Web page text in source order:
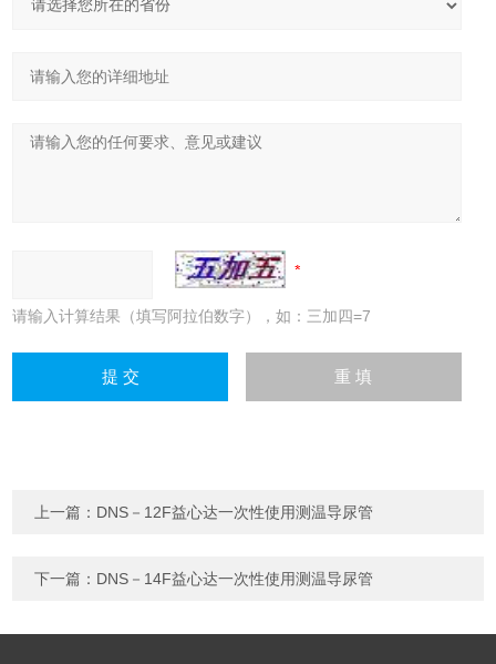
请输入计算结果（填写阿拉伯数字），如：三加四=7
上一篇： DNS－12F益心达一次性使用测温导尿管
下一篇： DNS－14F益心达一次性使用测温导尿管